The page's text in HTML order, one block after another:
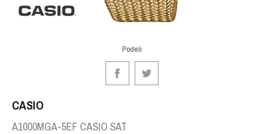
Podeli
CASIO
A1000MGA-5EF CASIO SAT